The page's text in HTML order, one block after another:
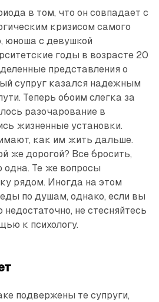
в том, что он совпадает с
кризисом самого
юноша с девушкой
годы в возрасте 20
представления о
супруг казался надежным
Теперь обоим слегка за
разочарование в
жизненные установки.
как им жить дальше.
же дорогой? Все бросить,
одна. Те же вопросы
рядом. Иногда на этом
по душам, однако, если вы
не стесняйтесь
к психологу.
подвержены те супруги,